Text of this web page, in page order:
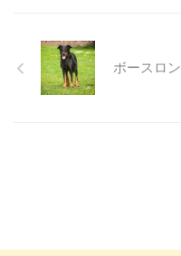
がコーヒーを誤飲してしまった際
に現れる症状や、すぐに取るべき
応急処置、そして日頃からできる
ボースロン